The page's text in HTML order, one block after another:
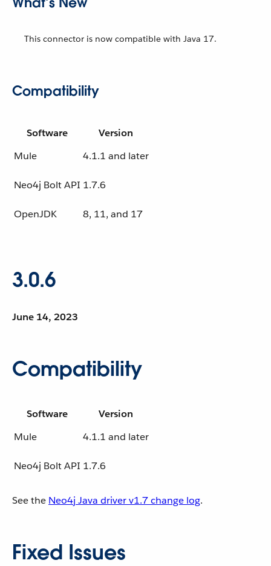
This connector is now compatible with Java 17.
Compatibility
Software
Version
Mule
4.1.1 and later
Neo4j Bolt API 1.7.6
OpenJDK 8, 11, and 17
3.0.6
June 14, 2023
Compatibility
Software
Version
Mule
4.1.1 and later
Neo4j Bolt API 1.7.6
See the Neo4j Java driver v1.7 change log.
Fixed Issues